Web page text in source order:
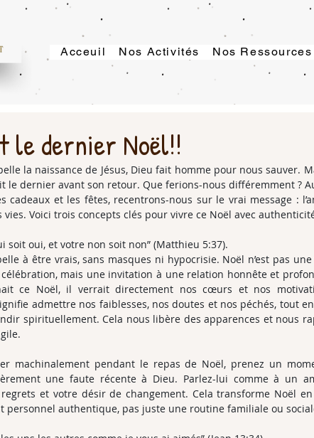
Acceuil Nos Activités Nos Ressources
le dernier Noël!!
la naissance de Jésus, Dieu fait homme pour nous sauver.
le dernier avant son retour. Que ferions-nous différemment ?
cadeaux et les fêtes, recentrons-nous sur le vrai message :
vies. Voici trois concepts clés pour vivre ce Noël avec
soit oui, et votre non soit non” (Matthieu 5:37).
à être vrais, sans masques ni hypocrisie. Noël n’est pas
mais une invitation à une relation honnête et
ce Noël, il verrait directement nos cœurs et nos
admettre nos faiblesses, nos doutes et nos péchés, tout
spirituellement. Cela nous libère des apparences et nous
machinalement pendant le repas de Noël, prenez un
une faute récente à Dieu. Parlez-lui comme à un
et votre désir de changement. Cela transforme Noël
personnel authentique, pas juste une routine familiale ou